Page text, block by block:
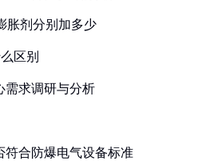
胀剂分别加多少
区别
需求调研与分析
符合防爆电气设备标准